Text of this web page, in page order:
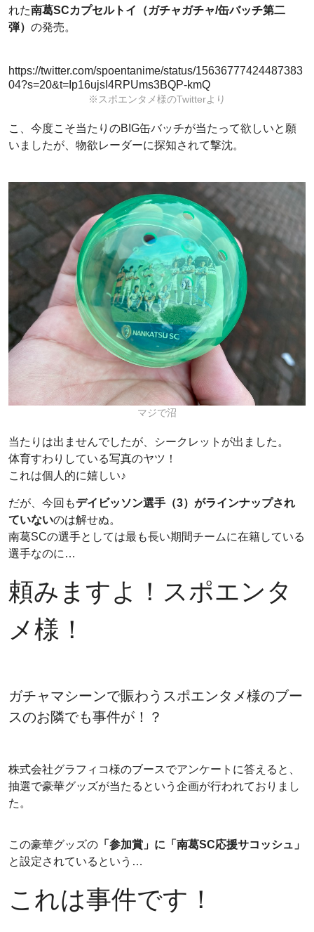
れた南葛SCカプセルトイ（ガチャガチャ/缶バッチ第二
弾） の発売。
https://twitter.com/spoentanime/status/15636777424487383
04?s=20&t=Ip16ujsI4RPUms3BQP-kmQ
※スポエンタメ様のTwitterより
こ、今度こそ当たりのBIG缶バッチが当たって欲しいと願
いましたが、物欲レーダーに探知されて撃沈。
マジで沼
当たりは出ませんでしたが、シークレットが出ました。
体育すわりしている写真のヤツ！
これは個人的に嬉しい♪
だが、今回もデイビッソン選手（3）がラインナップされ
ていないのは解せぬ。
南葛SCの選手としては最も長い期間チームに在籍している
選手なのに…
頼みますよ！スポエンタ
メ様！
ガチャマシーンで賑わうスポエンタメ様のブー
スのお隣でも事件が！？
株式会社グラフィコ様のブースでアンケートに答えると、
抽選で豪華グッズが当たるという企画が行われておりまし
た。
この豪華グッズの 「参加賞」に「南葛SC応援サコッシュ」
と設定されているという…
これは事件です！